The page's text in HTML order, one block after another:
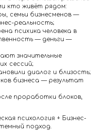
кто живёт рядом:
семьи бизнесменов —
реальность;
психика человека в
— деньги —
значительные
сессий;
диалог и близость;
бизнеса — результат
проработки блоков,
психология + Бизнес-
подход.